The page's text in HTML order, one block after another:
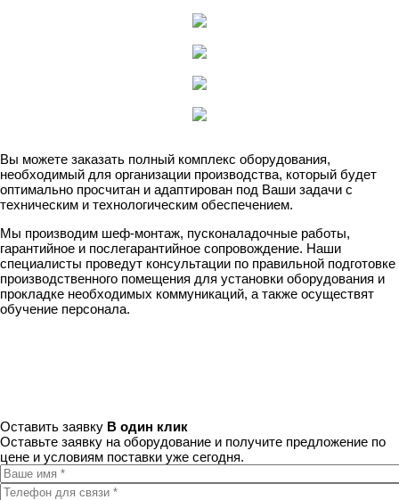
Вы можете заказать полный комплекс оборудования,
необходимый для организации производства, который будет
оптимально просчитан и адаптирован под Ваши задачи с
техническим и технологическим обеспечением.
Мы производим шеф-монтаж, пусконаладочные работы,
гарантийное и послегарантийное сопровождение. Наши
специалисты проведут консультации по правильной подготовке
производственного помещения для установки оборудования и
прокладке необходимых коммуникаций, а также осуществят
обучение персонала.
Оставить заявку В один клик
Оставьте заявку на оборудование и получите предложение по
цене и условиям поставки уже сегодня.
Ваше имя*
Телефон для связи